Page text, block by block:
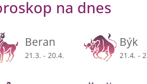
na dnes
Beran
21.3. - 20.4.
Býk
21.4. -